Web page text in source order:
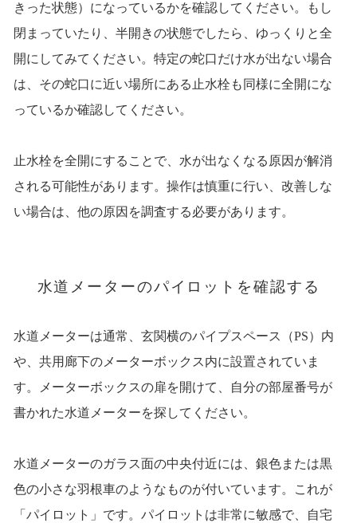
きった状態）になっているかを確認してください。もし
閉まっていたり、半開きの状態でしたら、ゆっくりと全
開にしてみてください。特定の蛇口だけ水が出ない場合
は、その蛇口に近い場所にある止水栓も同様に全開にな
っているか確認してください。
止水栓を全開にすることで、水が出なくなる原因が解消
される可能性があります。操作は慎重に行い、改善しな
い場合は、他の原因を調査する必要があります。
水道メーターのパイロットを確認する
水道メーターは通常、玄関横のパイプスペース（PS）内
や、共用廊下のメーターボックス内に設置されていま
す。メーターボックスの扉を開けて、自分の部屋番号が
書かれた水道メーターを探してください。
水道メーターのガラス面の中央付近には、銀色または黒
色の小さな羽根車のようなものが付いています。これが
「パイロット」です。パイロットは非常に敏感で、自宅